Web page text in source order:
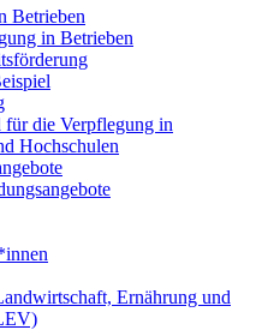
Betrieben
in Betrieben
für die Verpflegung in
Hochschulen
Ernährung und